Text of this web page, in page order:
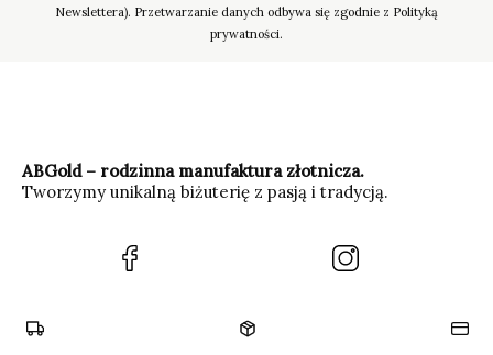
Newslettera). Przetwarzanie danych odbywa się zgodnie z Polityką
prywatności.
ABGold – rodzinna manufaktura złotnicza.
Tworzymy unikalną biżuterię z pasją i tradycją.
(Otwiera
się